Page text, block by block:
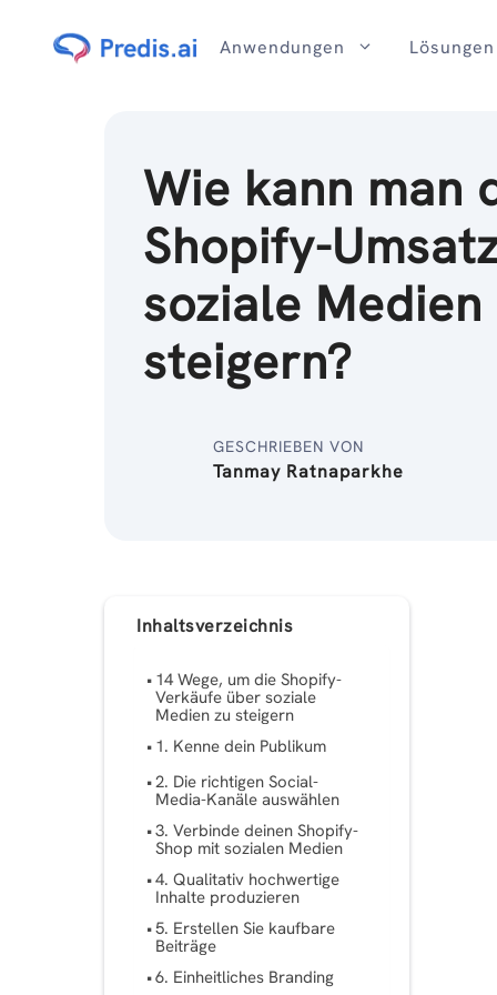
Anwendungen Lösungen
Wie kann man
Shopify-
soziale Medien
steigern?
GESCHRIEBEN VON
Tanmay Ratnaparkhe
Inhaltsverzeichnis
14 Wege, um die Shopify-
Verkäufe über soziale
Medien zu steigern
1. Kenne dein Publikum
2. Die richtigen Social-
Media-Kanäle auswählen
3. Verbinde deinen Shopify-
Shop mit sozialen Medien
4. Qualitativ hochwertige
Inhalte produzieren
5. Erstellen Sie kaufbare
Beiträge
6. Einheitliches Branding